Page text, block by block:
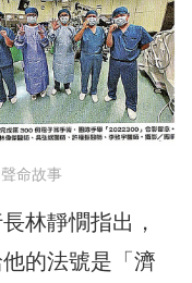
命故事
林靜憪指出，
的法號是「濟